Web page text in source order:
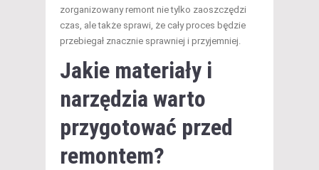
zorganizowany remont nie tylko zaoszczędzi
czas, ale także sprawi, że cały proces będzie
przebiegał znacznie sprawniej i przyjemniej.
Jakie materiały i
narzędzia warto
przygotować przed
remontem?